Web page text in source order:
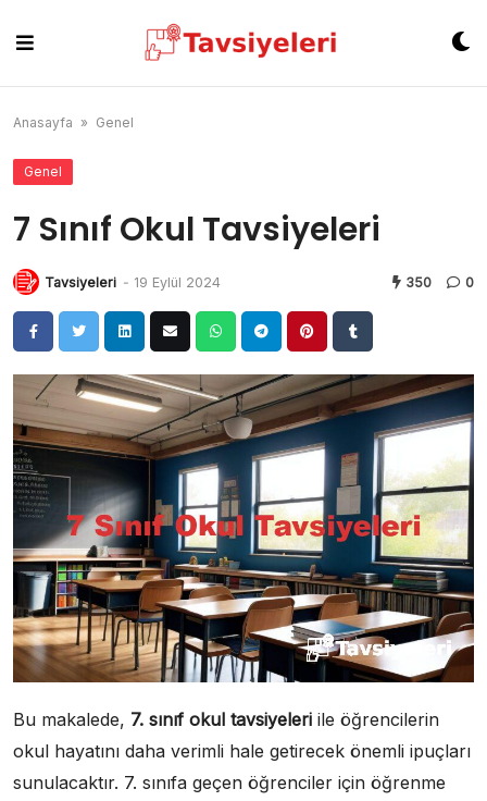
content
Anasayfa » Genel
Genel
7 Sınıf Okul Tavsiyeleri
Tavsiyeleri - 19 Eylül 2024 350 0
Bu makalede, 7. sınıf okul tavsiyeleri ile öğrencilerin
okul hayatını daha verimli hale getirecek önemli ipuçları
sunulacaktır. 7. sınıfa geçen öğrenciler için öğrenme